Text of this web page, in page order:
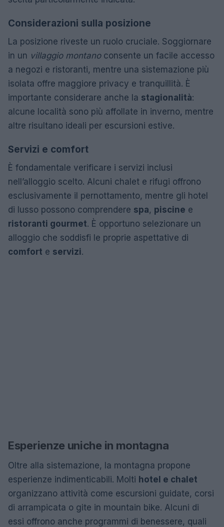
Considerazioni sulla posizione
La posizione riveste un ruolo cruciale. Soggiornare
in un villaggio montanoconsente un facile accesso
a negozi e ristoranti, mentre una sistemazione più
isolata offre maggiore privacy e tranquillità. È
importante considerare anche la stagionalità:
alcune località sono più affollate in inverno, mentre
altre risultano ideali per escursioni estive.
Servizi e comfort
È fondamentale verificare i servizi inclusi
nell’alloggio scelto. Alcuni chalet e rifugi offrono
esclusivamente il pernottamento, mentre gli hotel
di lusso possono comprendere spa, piscine e
ristoranti gourmet. È opportuno selezionare un
alloggio che soddisfi le proprie aspettative di
comfort e servizi.
Esperienze uniche in montagna
Oltre alla sistemazione, la montagna propone
esperienze indimenticabili. Molti hotel e chalet
organizzano attività come escursioni guidate, corsi
di arrampicata o gite in mountain bike. Alcuni di
essi offrono anche programmi di benessere, quali